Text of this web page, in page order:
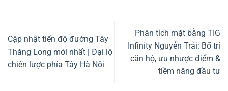
Cập nhật tiến độ đường Tây
Thăng Long mới nhất | Đại lộ
chiến lược phía Tây Hà Nội
Phân tích mặt bằng TIG
Infinity Nguyễn Trãi: Bố trí
căn hộ, ưu nhược điểm &
tiềm năng đầu tư